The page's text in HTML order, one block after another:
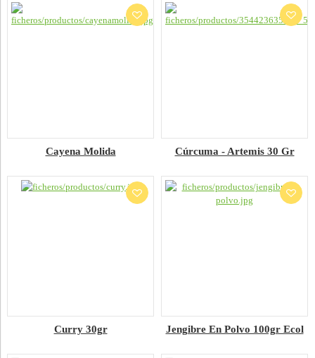
Cayena Molida Cúrcuma - Artemis 30 Gr
Curry 30gr Jengibre En Polvo 100gr Ecol